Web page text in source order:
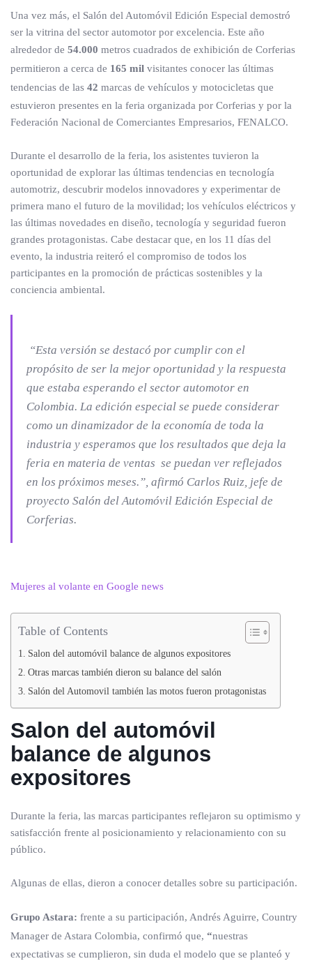
Una vez más, el Salón del Automóvil Edición Especial demostró
ser la vitrina del sector automotor por excelencia. Este año
alrededor de 54.000 metros cuadrados de exhibición de Corferias
permitieron a cerca de 165 mil visitantes conocer las últimas
tendencias de las 42 marcas de vehículos y motocicletas que
estuvieron presentes en la feria organizada por Corferias y por la
Federación Nacional de Comerciantes Empresarios, FENALCO.
Durante el desarrollo de la feria, los asistentes tuvieron la
oportunidad de explorar las últimas tendencias en tecnología
automotriz, descubrir modelos innovadores y experimentar de
primera mano el futuro de la movilidad; los vehículos eléctricos y
las últimas novedades en diseño, tecnología y seguridad fueron
grandes protagonistas. Cabe destacar que, en los 11 días del
evento, la industria reiteró el compromiso de todos los
participantes en la promoción de prácticas sostenibles y la
conciencia ambiental.
“Esta versión se destacó por cumplir con el
propósito de ser la mejor oportunidad y la respuesta
que estaba esperando el sector automotor en
Colombia. La edición especial se puede considerar
como un dinamizador de la economía de toda la
industria y esperamos que los resultados que deja la
feria en materia de ventas se puedan ver reflejados
en los próximos meses.”, afirmó Carlos Ruiz, jefe de
proyecto Salón del Automóvil Edición Especial de
Corferias.
Mujeres al volante en Google news
Table of Contents
Salon del automóvil balance de algunos expositores
Otras marcas también dieron su balance del salón
Salón del Automovil también las motos fueron protagonistas
Salon del automóvil
balance de algunos
expositores
Durante la feria, las marcas participantes reflejaron su optimismo y
satisfacción frente al posicionamiento y relacionamiento con su
público.
Algunas de ellas, dieron a conocer detalles sobre su participación.
Grupo Astara: frente a su participación, Andrés Aguirre, Country
Manager de Astara Colombia, confirmó que, “nuestras
expectativas se cumplieron, sin duda el modelo que se planteó y